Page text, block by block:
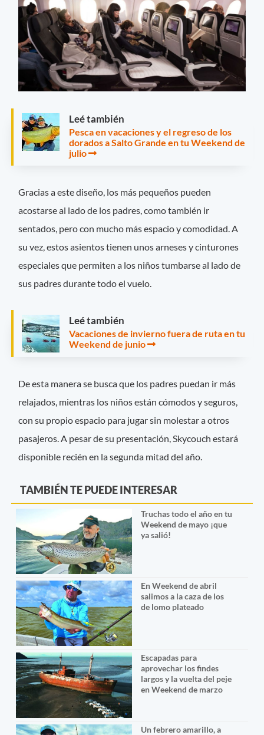
Leé también
Pesca en vacaciones y el regreso de los
dorados a Salto Grande en tu Weekend de
julio
Gracias a este diseño, los más pequeños pueden
acostarse al lado de los padres, como también ir
sentados, pero con mucho más espacio y comodidad. A
su vez, estos asientos tienen unos arneses y cinturones
especiales que permiten a los niños tumbarse al lado de
sus padres durante todo el vuelo.
Leé también
Vacaciones de invierno fuera de ruta en tu
Weekend de junio
De esta manera se busca que los padres puedan ir más
relajados, mientras los niños están cómodos y seguros,
con su propio espacio para jugar sin molestar a otros
pasajeros. A pesar de su presentación, Skycouch estará
disponible recién en la segunda mitad del año.
TAMBIÉN TE PUEDE INTERESAR
Truchas todo el año en tu
Weekend de mayo ¡que
ya salió!
En Weekend de abril
salimos a la caza de los
de lomo plateado
Escapadas para
aprovechar los findes
largos y la vuelta del peje
en Weekend de marzo
Un febrero amarillo, a